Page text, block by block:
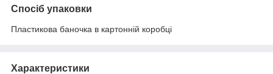
Спосіб упаковки
Пластикова баночка в картонній коробці
Характеристики